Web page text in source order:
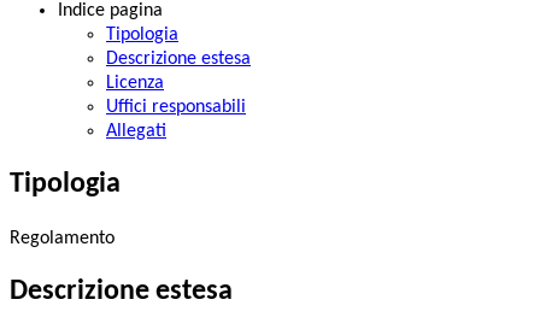
Indice pagina
Tipologia
Descrizione estesa
Licenza
Uffici responsabili
Allegati
Tipologia
Regolamento
Descrizione estesa